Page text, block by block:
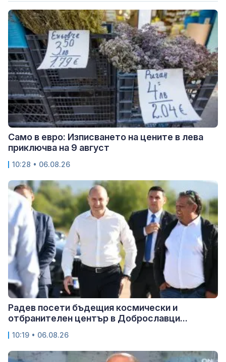
Само в евро: Изписването на цените в лева
приключва на 9 август
10:28 • 06.08.26
Радев посети бъдещия космически и
отбранителен център в Доброславци...
10:19 • 06.08.26